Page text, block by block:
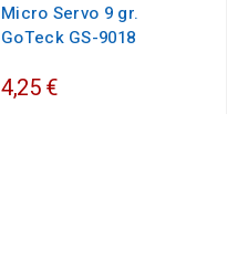
Micro Servo 9 gr.
GoTeck GS-9018
4,25 €